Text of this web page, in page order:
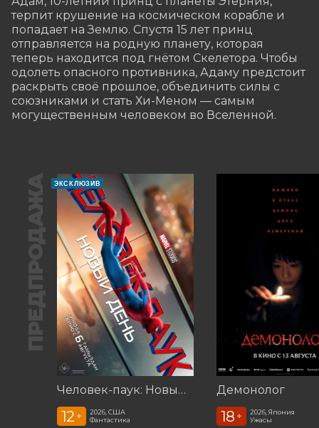
терпит крушение на космическом корабле и
попадает на Землю. Спустя 15 лет принц
отправляется на родную планету, которая
теперь находится под гнётом Скелетора. Чтобы
одолеть опасного противника, Адаму предстоит
раскрыть своё прошлое, объединить силы с
союзниками и стать Хи-Меном — самым
могущественным человеком во Вселенной.
ПРЕДПРОДАЖА ЭКСКЛЮЗИВ
Человек-паук: Новый день (2026)
12 +
2026, США
Фантастика
Демонолог
18 +
2026, Япония
Ужасы